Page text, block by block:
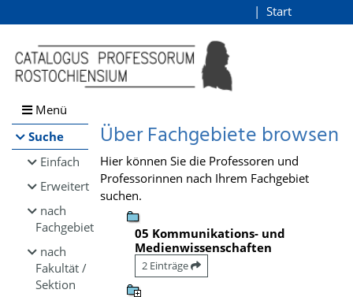
Browsen
direkt zum Inhalt
Start
Menü
Suche
Einfach
Erweitert
nach
Fachgebiet
nach
Fakultät /
Sektion
Über Fachgebiete browsen
Hier können Sie die Professoren und
Professorinnen nach Ihrem Fachgebiet
suchen.
05 Kommunikations- und
Medienwissenschaften
2 Einträge